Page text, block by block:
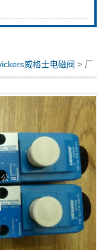
威格士电磁阀 > 厂
3-103A-VM-U-B-10